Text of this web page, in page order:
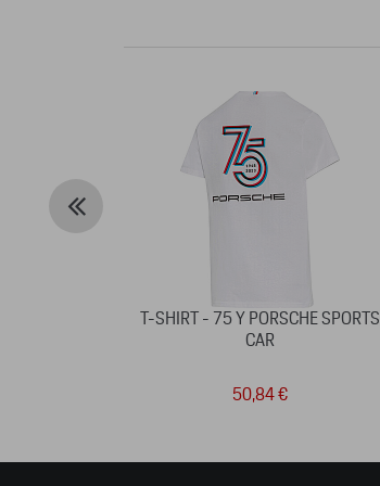
T-SHIRT - 75 Y PORSCHE SPORTS
CAR
50,84 €